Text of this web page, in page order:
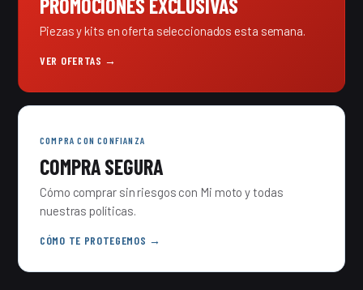
Piezas y kits en oferta seleccionados esta semana.
VER OFERTAS →
COMPRA CON CONFIANZA
COMPRA SEGURA
Cómo comprar sin riesgos con Mi moto y todas
nuestras políticas.
CÓMO TE PROTEGEMOS →